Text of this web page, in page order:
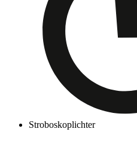
Stroboskoplichter